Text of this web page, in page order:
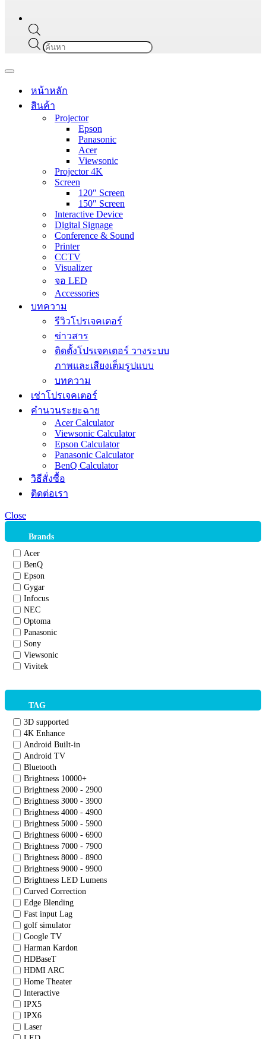
Products
search
Navigation
หน้าหลัก
สินค้า
Projector
Epson
Panasonic
Acer
Viewsonic
Projector 4K
Screen
120″ Screen
150″ Screen
Interactive Device
Digital Signage
Conference & Sound
Printer
CCTV
Visualizer
จอ LED
Accessories
บทความ
รีวิวโปรเจคเตอร์
ข่าวสาร
ติดตั้งโปรเจคเตอร์ วางระบบ
ภาพและเสียงเต็มรูปแบบ
บทความ
เช่าโปรเจคเตอร์
คำนวนระยะฉาย
Acer Calculator
Viewsonic Calculator
Epson Calculator
Panasonic Calculator
BenQ Calculator
วิธีสั่งซื้อ
ติดต่อเรา
Close
Brands
Acer
BenQ
Epson
Gygar
Infocus
NEC
Optoma
Panasonic
Sony
Viewsonic
Vivitek
TAG
3D supported
4K Enhance
Android Built-in
Android TV
Bluetooth
Brightness 10000+
Brightness 2000 - 2900
Brightness 3000 - 3900
Brightness 4000 - 4900
Brightness 5000 - 5900
Brightness 6000 - 6900
Brightness 7000 - 7900
Brightness 8000 - 8900
Brightness 9000 - 9900
Brightness LED Lumens
Curved Correction
Edge Blending
Fast input Lag
golf simulator
Google TV
Harman Kardon
HDBaseT
HDMI ARC
Home Theater
Interactive
IPX5
IPX6
Laser